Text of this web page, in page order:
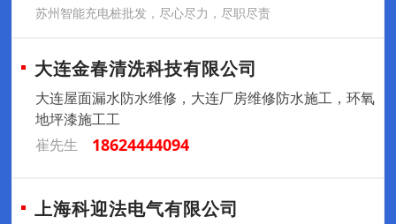
苏州智能充电桩批发，尽心尽力，尽职尽责
大连金春清洗科技有限公司
大连屋面漏水防水维修，大连厂房维修防水施工，环氧
地坪漆施工工
崔先生
18624444094
上海科迎法电气有限公司